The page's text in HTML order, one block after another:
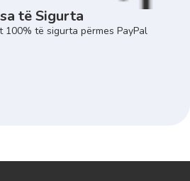
të Sigurta
100% të sigurta përmes PayPal